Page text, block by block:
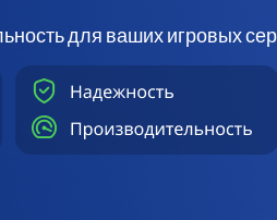
для ваших игровых